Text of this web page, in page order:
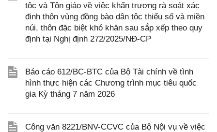
tộc và Tôn giáo về việc khẩn trương rà soát xác
định thôn vùng đồng bào dân tộc thiểu số và miền
núi, thôn đặc biệt khó khăn sau sắp xếp theo quy
định tại Nghị định 272/2025/NĐ-CP
Báo cáo 612/BC-BTC của Bộ Tài chính về tình
hình thực hiện các Chương trình mục tiêu quốc
gia Kỳ tháng 7 năm 2026
Công văn 8221/BNV-CCVC của Bộ Nội vụ về việc